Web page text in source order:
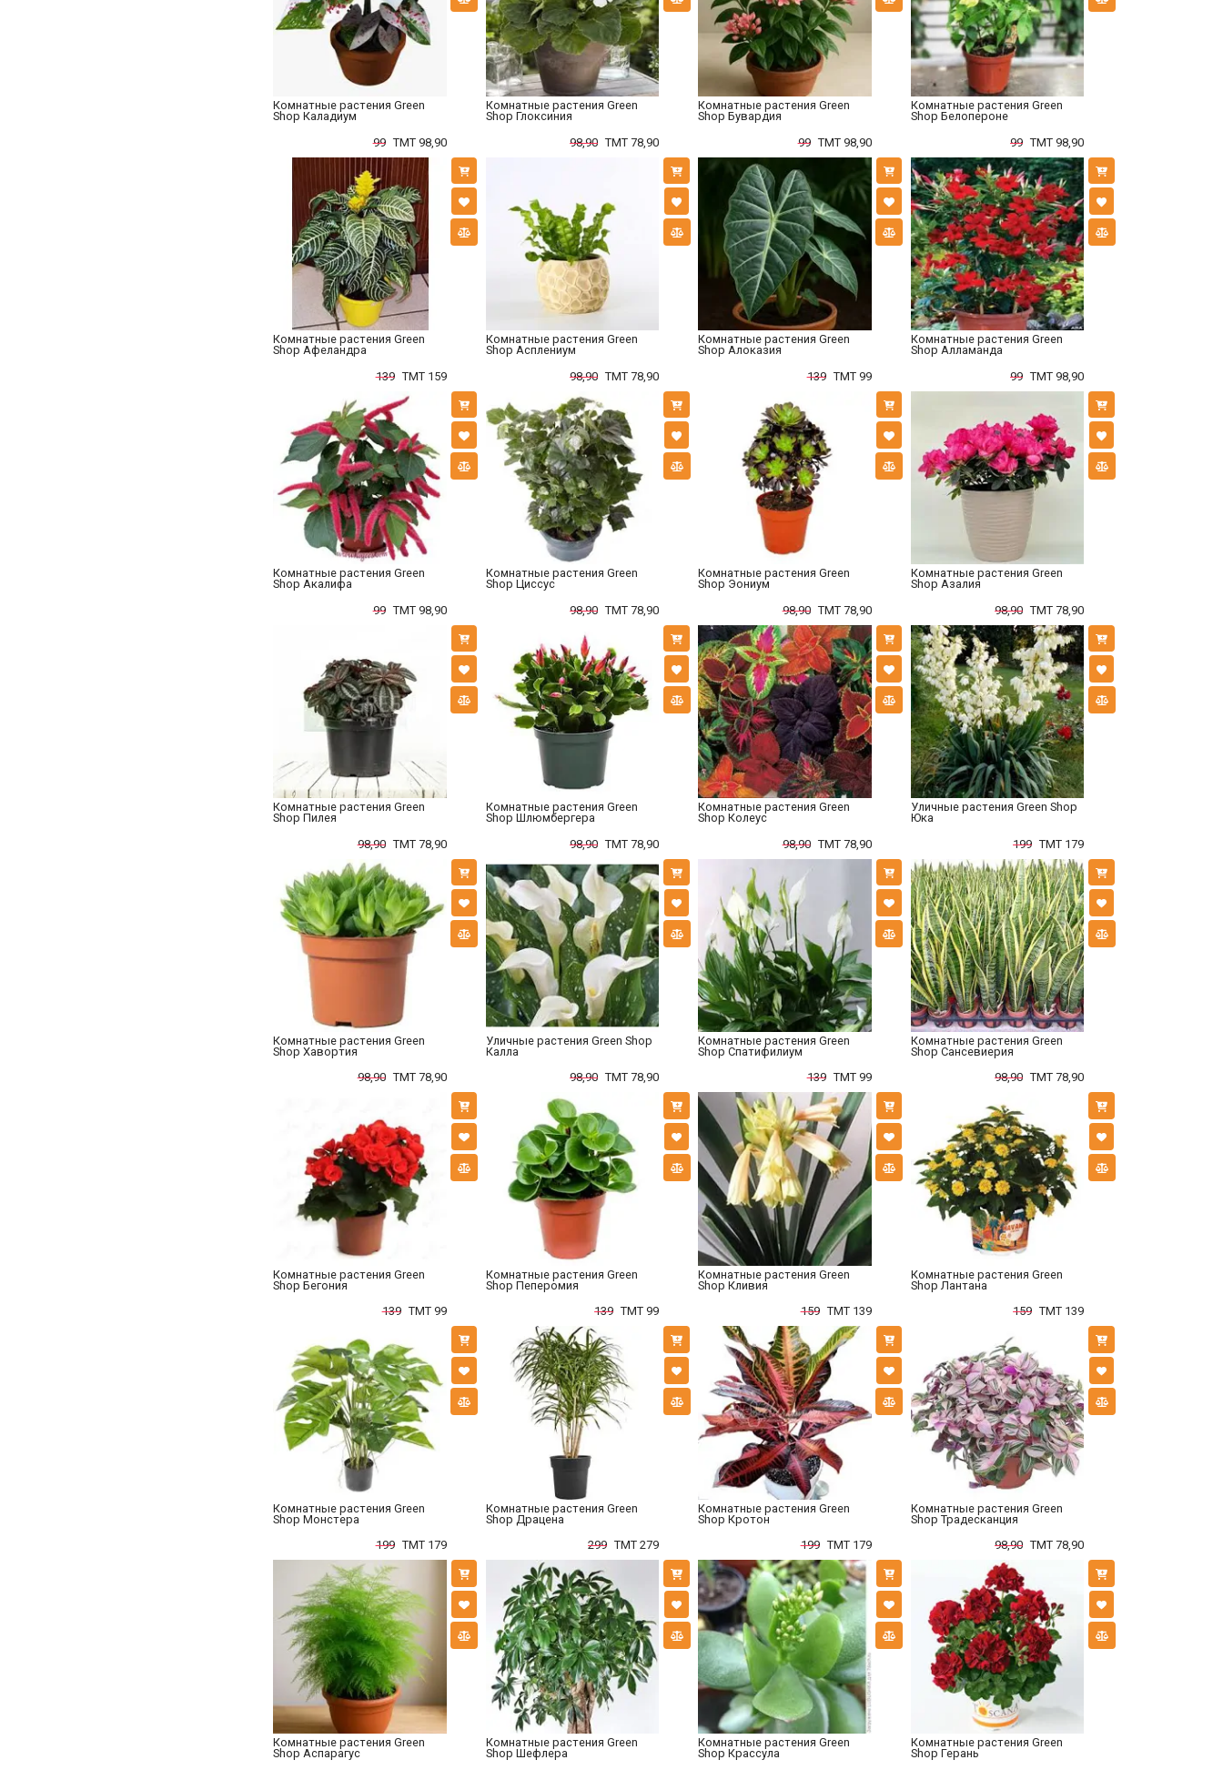
Комнатные растения Green
Shop Каладиум
99 TMT 98,90
Комнатные растения Green
Shop Глоксиния
98,90 TMT 78,90
Комнатные растения Green
Shop Бувардия
99 TMT 98,90
Комнатные растения Green
Shop Белопероне
99 TMT 98,90
Комнатные растения Green
Shop Афеландра
139 TMT 159
Комнатные растения Green
Shop Асплениум
98,90 TMT 78,90
Комнатные растения Green
Shop Алоказия
139 TMT 99
Комнатные растения Green
Shop Алламанда
99 TMT 98,90
Комнатные растения Green
Shop Акалифа
99 TMT 98,90
Комнатные растения Green
Shop Циссус
98,90 TMT 78,90
Комнатные растения Green
Shop Эониум
98,90 TMT 78,90
Комнатные растения Green
Shop Азалия
98,90 TMT 78,90
Комнатные растения Green
Shop Пилея
98,90 TMT 78,90
Комнатные растения Green
Shop Шлюмбергера
98,90 TMT 78,90
Комнатные растения Green
Shop Колеус
98,90 TMT 78,90
Уличные растения Green Shop
Юка
199 TMT 179
Комнатные растения Green
Shop Хавортия
98,90 TMT 78,90
Уличные растения Green Shop
Калла
98,90 TMT 78,90
Комнатные растения Green
Shop Спатифилиум
139 TMT 99
Комнатные растения Green
Shop Сансевиерия
98,90 TMT 78,90
Комнатные растения Green
Shop Бегония
139 TMT 99
Комнатные растения Green
Shop Пеперомия
139 TMT 99
Комнатные растения Green
Shop Кливия
159 TMT 139
Комнатные растения Green
Shop Лантана
159 TMT 139
Комнатные растения Green
Shop Монстера
199 TMT 179
Комнатные растения Green
Shop Драцена
299 TMT 279
Комнатные растения Green
Shop Кротон
199 TMT 179
Комнатные растения Green
Shop Традесканция
98,90 TMT 78,90
Комнатные растения Green
Shop Аспарагус
Комнатные растения Green
Shop Шефлера
Комнатные растения Green
Shop Крассула
Комнатные растения Green
Shop Герань